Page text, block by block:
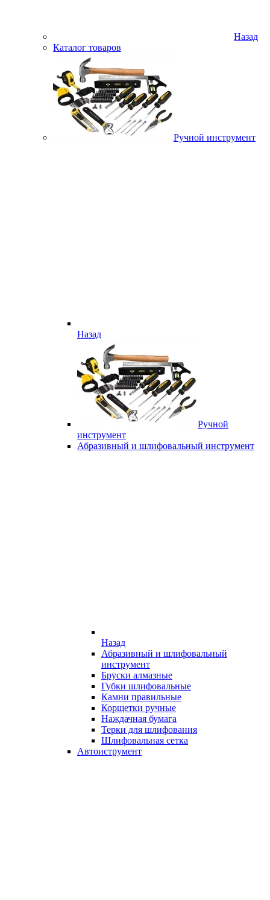
Назад
Каталог товаров
Ручной инструмент
Назад
Ручной
инструмент
Абразивный и шлифовальный инструмент
Назад
Абразивный и шлифовальный
инструмент
Бруски алмазные
Губки шлифовальные
Камни правильные
Корщетки ручные
Наждачная бумага
Терки для шлифования
Шлифовальная сетка
Автоиструмент